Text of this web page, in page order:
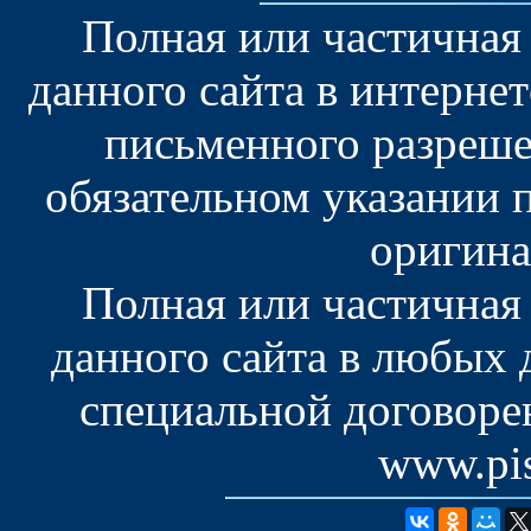
Полная или
данного сайта в
письменного
обязательном
Полная или
данного сайта в
специальной